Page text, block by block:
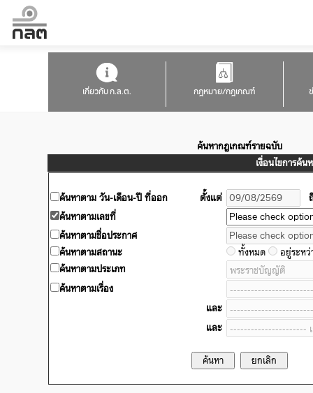
เกี่ยวกับ ก.ล.ต. กฎหมาย/กฎเกณฑ์
ค้นหากฎเกณฑ์รายฉบับ
เงื่อนไขการค้
ค้นหาตาม วัน-เดือน-ปี ที่ออก ตั้งแต่
ค้นหาตามเลขที่
ค้นหาตามชื่อประกาศ
ค้นหาตามสถานะ
ทั้งหมด
อยู่ระห
ค้นหาตามประเภท
ค้นหาตามเรื่อง
และ
และ